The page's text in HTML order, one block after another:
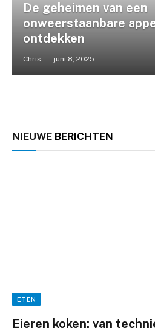
De geheimen van een
onweerstaanbare
ontdekken
Chris juni 8, 2025
NIEUWE BERICHTEN
ETEN
Eieren koken: van